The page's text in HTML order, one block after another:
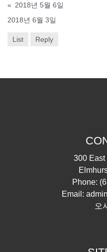
« 2018년 5월 6일
2018년 6월 3일
List Reply
300 East
Phone:
Email:
오